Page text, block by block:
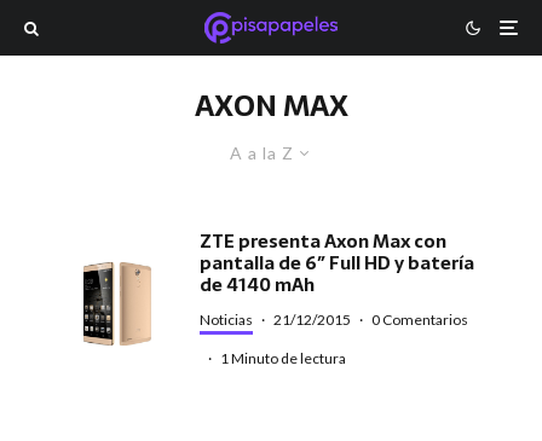
AXON MAX
A a la Z
ZTE presenta Axon Max con
pantalla de 6″ Full HD y batería
de 4140 mAh
Noticias · 21/12/2015 · 0 Comentarios
· 1 Minuto de lectura